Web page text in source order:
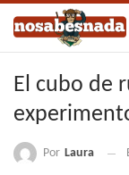
El cubo de
Por Laura